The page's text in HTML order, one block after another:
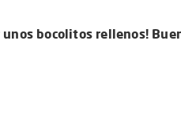
unos bocolitos rellenos!